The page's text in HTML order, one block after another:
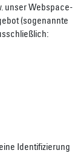
unser Webspace-
(sogenannte
Identifizierung